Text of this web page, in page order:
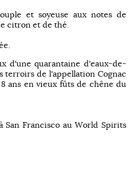
et soyeuse aux notes de
citron et de thé.
d'une quarantaine d'eaux-de-
terroirs de l'appellation Cognac
ans en vieux fûts de chêne du
San Francisco au World Spirits